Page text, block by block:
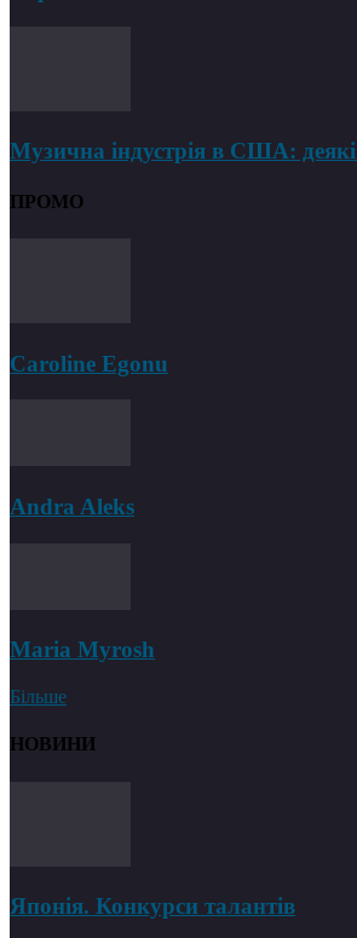
Музична індустрія в США:
ПРОМО
Caroline Egonu
Andra Aleks
Maria Myrosh
Більше
НОВИНИ
Японія. Конкурси талантів